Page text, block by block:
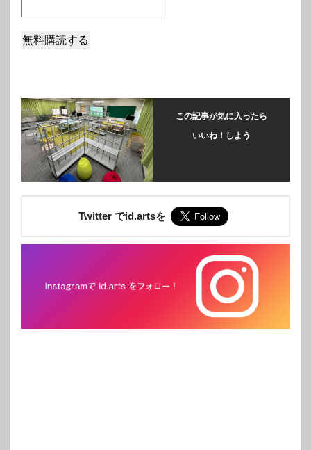
この記事が気に入ったら
いいね！しよう
Twitter でid.artsを